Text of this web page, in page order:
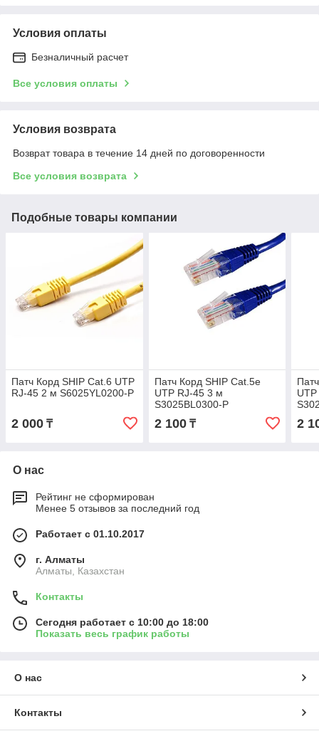
Условия оплаты
Безналичный расчет
Все условия оплаты
Условия возврата
Возврат товара в течение 14 дней по договоренности
Все условия возврата
Подобные товары компании
Патч Корд SHIP Cat.6 UTP
RJ-45 2 м S6025YL0200-P
2 000 ₸
Патч Корд SHIP Cat.5e
UTP RJ-45 3 м
S3025BL0300-P
2 100₸ 2
О нас
Рейтинг не сформирован
Менее 5 отзывов за последний год
Работает с 01.10.2017
г. Алматы
Алматы, Казахстан
Контакты
Сегодня работает с 10:00 до 18:00
Показать весь график работы
О нас
Контакты